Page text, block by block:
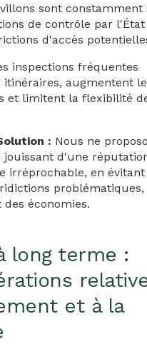
sont constamment
de contrôle par
d'accès
inspections fréquentes
itinéraires, augmentent
et limitent la flexibilité
: Nous ne
jouissant d'une
irréprochable, en
problématiques,
économies.
long terme :
et à la